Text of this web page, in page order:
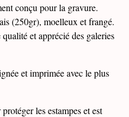
conçu pour la gravure.
(250gr), moelleux et frangé.
et apprécié des galeries
et imprimée avec le plus
les estampes et est